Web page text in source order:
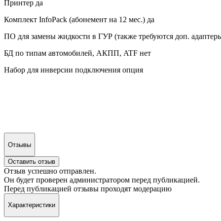
Принтер да
Комплект InfoPack (абонемент на 12 мес.) да
ПО для замены жидкости в ГУР (также требуются доп.
БД по типам автомобилей, АКПП, ATF нет
Набор для инверсии подключения опция
Отзывы
Оставить отзыв
Отзыв успешно отправлен.
Он будет проверен администратором перед публикацией.
Перед публикацией отзывы проходят модерацию
Характеристики